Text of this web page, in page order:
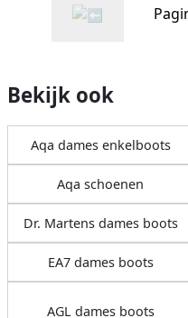
Bekijk ook
Aqa dames enkelboots
Aqa schoenen
Dr. Martens dames boots
EA7 dames boots
AGL dames boots